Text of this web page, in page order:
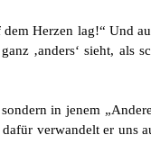
Herzen lag!“ Und
‚anders‘ sieht, als
in jenem
verwandelt er uns